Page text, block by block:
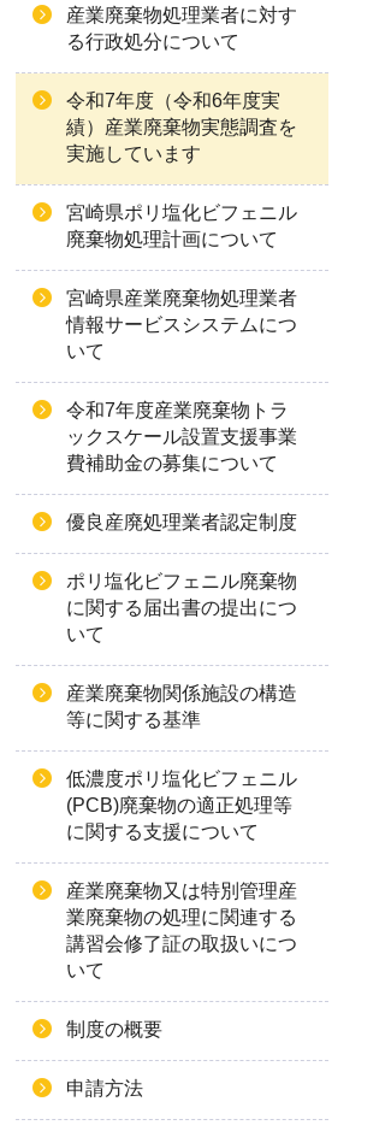
産業廃棄物処理業者に対す
る行政処分について
令和7年度（令和6年度実
績）産業廃棄物実態調査を
実施しています
宮崎県ポリ塩化ビフェニル
廃棄物処理計画について
宮崎県産業廃棄物処理業者
情報サービスシステムにつ
いて
令和7年度産業廃棄物トラ
ックスケール設置支援事業
費補助金の募集について
優良産廃処理業者認定制度
ポリ塩化ビフェニル廃棄物
に関する届出書の提出につ
いて
産業廃棄物関係施設の構造
等に関する基準
低濃度ポリ塩化ビフェニル
(PCB)廃棄物の適正処理等
に関する支援について
産業廃棄物又は特別管理産
業廃棄物の処理に関連する
講習会修了証の取扱いにつ
いて
制度の概要
申請方法